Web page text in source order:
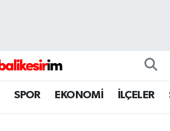
SPOR EKONOMİ İLÇELER